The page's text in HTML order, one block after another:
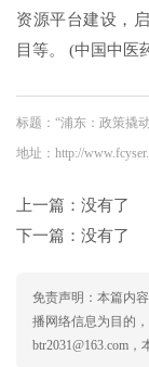
资源平台建设，
目等。 (中国中医
标题：“浦东：政策撬
地址：http://
上一篇：没有了
下一篇：没有了
免责声明：本篇内
播网络信息为目的
btr2031@163.com，